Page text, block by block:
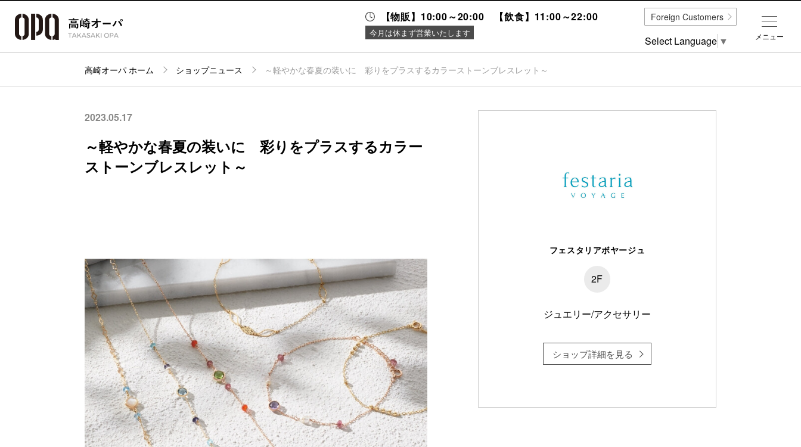
【物販】10:00～20:00 【飲食】11:00～22:00
今月は休まず営業いたします
パーキング
ニュース＆
イベント
高崎オーパ ホーム ショップニュース ～軽やかな春夏の装いに 彩りをプラスするカラーストーンブレスレット～
2023.05.17
～軽やかな春夏の装いに 彩りをプラスするカラー
ストーンブレスレット～
フェスタリアボヤージュ
2F
ジュエリー/アクセサリー
ショップ詳細を見る
メニュー
Foreign Customers
Select Language ▼